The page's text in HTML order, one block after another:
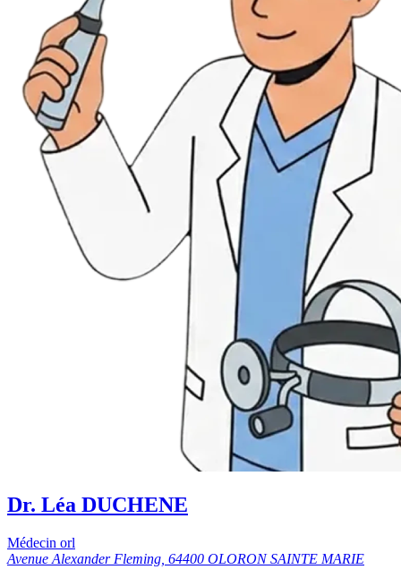
Dr. Léa DUCHENE
Médecin orl
Avenue Alexander Fleming, 64400 OLORON SAINTE MARIE